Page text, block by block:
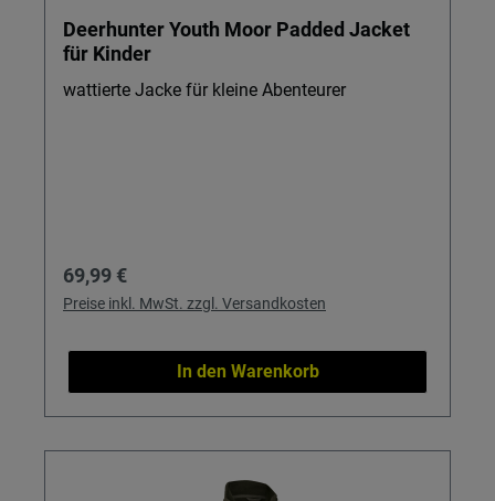
Deerhunter Youth Moor Padded Jacket
für Kinder
wattierte Jacke für kleine Abenteurer
Regulärer Preis:
69,99 €
Preise inkl. MwSt. zzgl. Versandkosten
In den Warenkorb